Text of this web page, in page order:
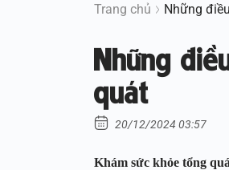
Trang chủ Những
Những
quát
20/12/2024 03:57
Khám sức khỏe tổng